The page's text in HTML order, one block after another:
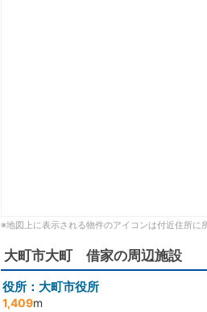
※地図上に表示される物件のアイコンは付近住所に
大町市大町 借家の周辺施設
役所：大町市役所
1,409m